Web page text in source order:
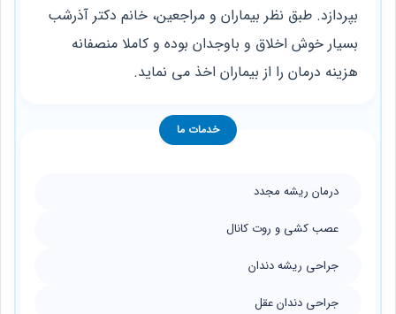
بپردازد. طبق نظر بیماران و مراجعین، خانم دکتر آذرشب
بسیار خوش اخلاق و باوجدان بوده و کاملا منصفانه
هزینه درمان را از بیماران اخذ می ‌نماید.
خدمات ما
درمان ریشه مجدد
عصب کشی و روت کانال
جراحی ریشه دندان
جراحی دندان عقل